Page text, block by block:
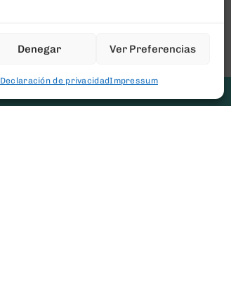
Denegar Ver Preferencias
Declaración de privacidadImpressum